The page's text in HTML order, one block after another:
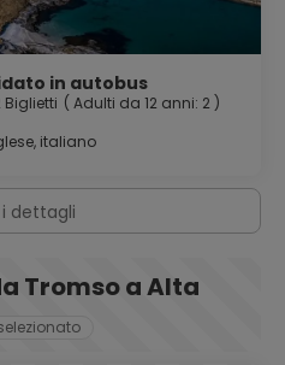
in autobus
Biglietti ( Adulti da 12 anni: 2 )
italiano
dettagli
Tromso a Alta